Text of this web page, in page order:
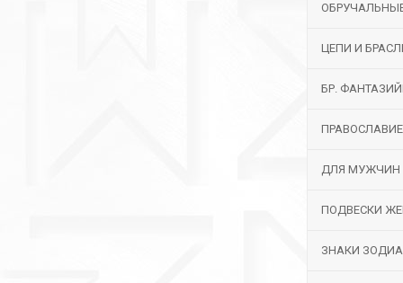
ЦЕПИ И
БР.
ПРАВОСЛАВИЕ
ДЛЯ МУЖЧИН
ПОДВЕСКИ
ЗНАКИ